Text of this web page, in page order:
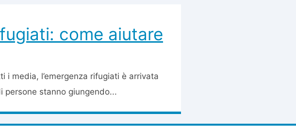
come aiutare
i media, l’emergenza rifugiati è arrivata
persone stanno giungendo...